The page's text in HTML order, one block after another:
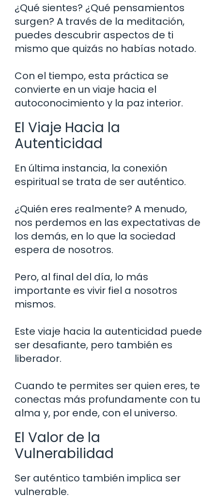
¿Qué sientes? ¿Qué pensamientos
surgen? A través de la meditación,
puedes descubrir aspectos de ti
mismo que quizás no habías notado.
Con el tiempo, esta práctica se
convierte en un viaje hacia el
autoconocimiento y la paz interior.
El Viaje Hacia la
Autenticidad
En última instancia, la conexión
espiritual se trata de ser auténtico.
¿Quién eres realmente? A menudo,
nos perdemos en las expectativas de
los demás, en lo que la sociedad
espera de nosotros.
Pero, al final del día, lo más
importante es vivir fiel a nosotros
mismos.
Este viaje hacia la autenticidad puede
ser desafiante, pero también es
liberador.
Cuando te permites ser quien eres, te
conectas más profundamente con tu
alma y, por ende, con el universo.
El Valor de la
Vulnerabilidad
Ser auténtico también implica ser
vulnerable.